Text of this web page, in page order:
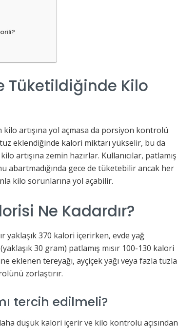
Tüketildiğinde Kilo
kilo artışına yol açmasa da porsiyon kontrolü
eklendiğinde kalori miktarı yükselir, bu da
artışına zemin hazırlar. Kullanıcılar, patlamış
abartmadığında gece de tüketebilir ancak her
kilo sorunlarına yol açabilir.
Ne Kadardır?
yaklaşık 370 kalori içerirken, evde yağ
30 gram) patlamış mısır 100-130 kalori
eklenen tereyağı, ayçiçek yağı veya fazla tuzla
zorlaştırır.
tercih edilmeli?
düşük kalori içerir ve kilo kontrolü açısından